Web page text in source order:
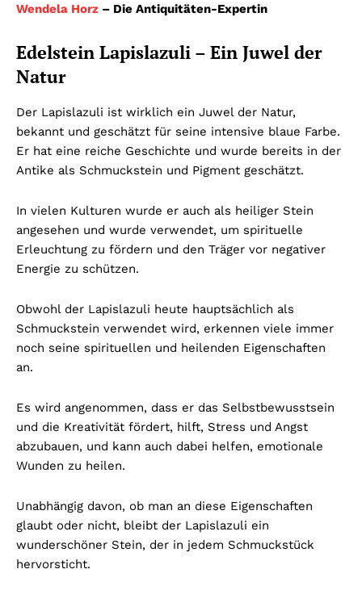
Wendela Horz – Die Antiquitäten-Expertin
Edelstein Lapislazuli – Ein Juwel der
Natur
Der Lapislazuli ist wirklich ein Juwel der Natur,
bekannt und geschätzt für seine intensive blaue Farbe.
Er hat eine reiche Geschichte und wurde bereits in der
Antike als Schmuckstein und Pigment geschätzt.
In vielen Kulturen wurde er auch als heiliger Stein
angesehen und wurde verwendet, um spirituelle
Erleuchtung zu fördern und den Träger vor negativer
Energie zu schützen.
Obwohl der Lapislazuli heute hauptsächlich als
Schmuckstein verwendet wird, erkennen viele immer
noch seine spirituellen und heilenden Eigenschaften
an.
Es wird angenommen, dass er das Selbstbewusstsein
und die Kreativität fördert, hilft, Stress und Angst
abzubauen, und kann auch dabei helfen, emotionale
Wunden zu heilen.
Unabhängig davon, ob man an diese Eigenschaften
glaubt oder nicht, bleibt der Lapislazuli ein
wunderschöner Stein, der in jedem Schmuckstück
hervorsticht.